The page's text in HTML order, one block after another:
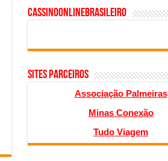
cassinoonlinebrasileiro
SITES PARCEIROS
Associação Palmeiras
Minas Conexão
Tudo Viagem